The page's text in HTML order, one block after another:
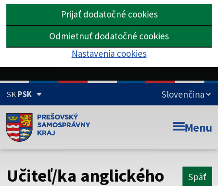
Prijať dodatočné cookies
Odmietnuť dodatočné cookies
Nastavenia cookies
SKPSK
Doména psk.sk je oficiálna
Toto je oficiálna webová stránka Prešovského
Menu
Učiteľ/ka anglického
Späť